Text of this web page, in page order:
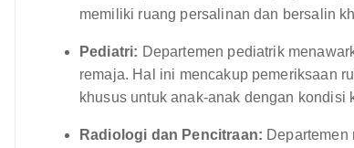
memiliki ruang persalinan dan bersalin
Pediatri: Departemen pediatrik
remaja. Hal ini mencakup pemeriksaan
khusus untuk anak-anak dengan kondisi
Radiologi dan Pencitraan: